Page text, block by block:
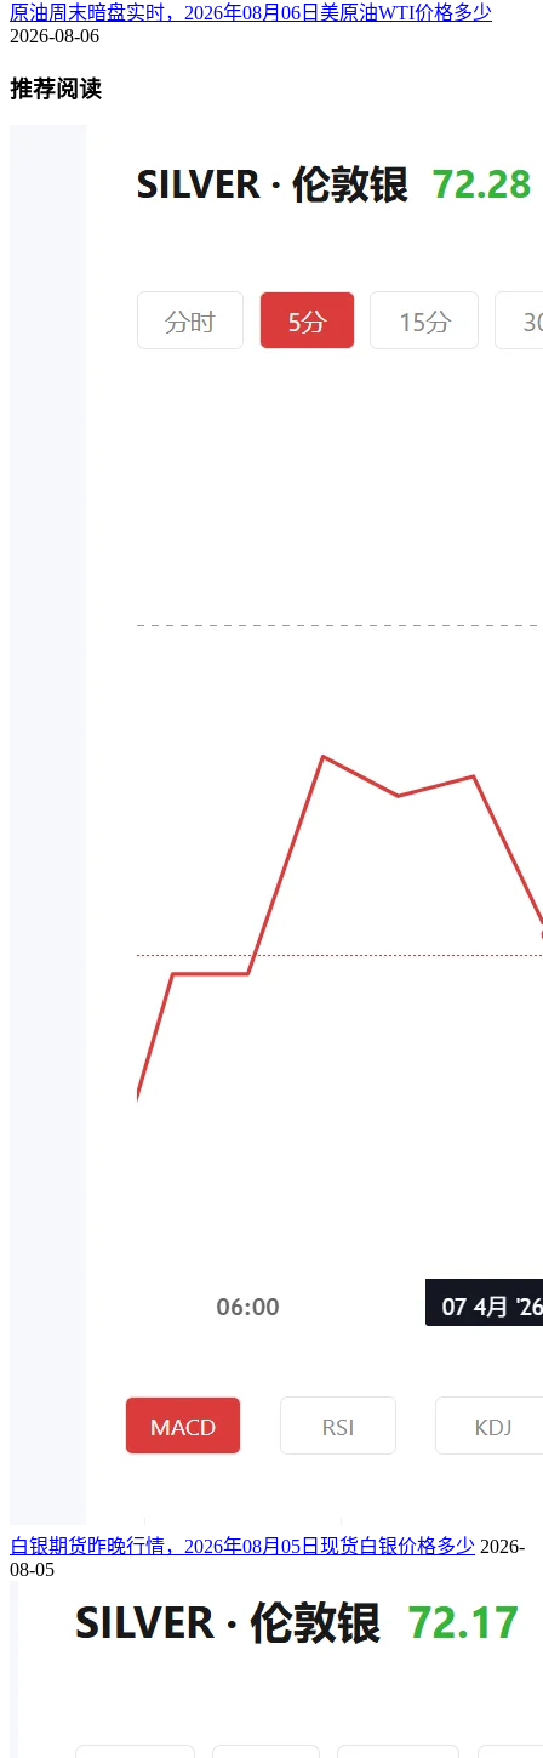
原油周末暗盘实时，2026年08月06日美原油WTI价格多少
2026-08-06
推荐阅读
白银期货昨晚行情，2026年08月05日现货白银价格多少 2026-
08-05